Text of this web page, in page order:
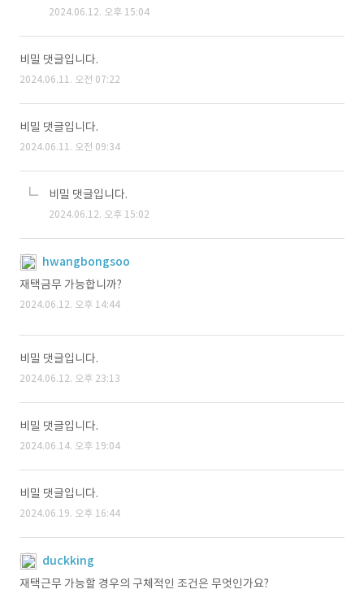
2024.06.12. 오후 15:04
비밀 댓글입니다.
2024.06.11. 오전 07:22
비밀 댓글입니다.
2024.06.11. 오전 09:34
비밀 댓글입니다.
2024.06.12. 오후 15:02
hwangbongsoo
재택금무 가능합니까?
2024.06.12. 오후 14:44
비밀 댓글입니다.
2024.06.12. 오후 23:13
비밀 댓글입니다.
2024.06.14. 오후 19:04
비밀 댓글입니다.
2024.06.19. 오후 16:44
duckking
재택근무 가능할 경우의 구체적인 조건은 무엇인가요?